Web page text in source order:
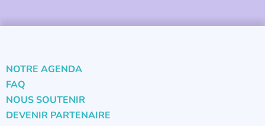
NOTRE AGENDA
FAQ
NOUS SOUTENIR
DEVENIR PARTENAIRE